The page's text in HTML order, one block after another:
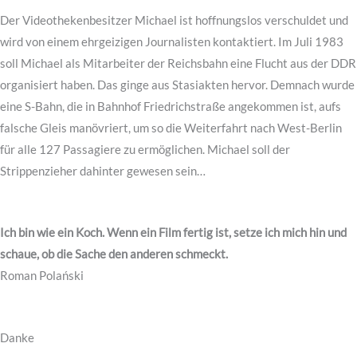
Der Videothekenbesitzer Michael ist hoffnungslos verschuldet und
wird von einem ehrgeizigen Journalisten kontaktiert. Im Juli 1983
soll Michael als Mitarbeiter der Reichsbahn eine Flucht aus der DDR
organisiert haben. Das ginge aus Stasiakten hervor. Demnach wurde
eine S-Bahn, die in Bahnhof Friedrichstraße angekommen ist, aufs
falsche Gleis manövriert, um so die Weiterfahrt nach West-Berlin
für alle 127 Passagiere zu ermöglichen. Michael soll der
Strippenzieher dahinter gewesen sein…
Ich bin wie ein Koch. Wenn ein Film fertig ist, setze ich mich hin und
schaue, ob die Sache den anderen schmeckt.
Roman Polański
Danke